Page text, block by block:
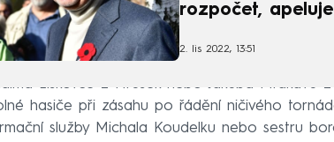
rozpočet,
2. lis 2022, 13:51
Lískovce z Hrušek nebo Jakuba Mrákavu
hasiče při zásahu po řádění ničivého
služby Michala Koudelku nebo sestru